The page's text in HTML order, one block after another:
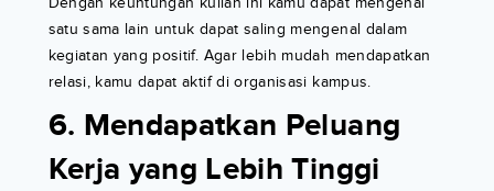
satu sama lain untuk dapat saling mengenal dalam
kegiatan yang positif. Agar lebih mudah mendapatkan
relasi, kamu dapat aktif di organisasi kampus.
6. Mendapatkan Peluang
Kerja yang Lebih Tinggi